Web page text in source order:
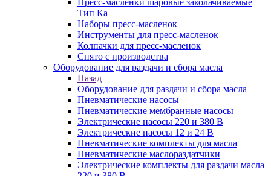
Пресс-масленки шаровые заколачиваемые
Тип Кa
Наборы пресс-масленок
Инструменты для пресс-масленок
Колпачки для пресс-масленок
Снято с производства
Оборудование для раздачи и сбора масла
Назад
Оборудование для раздачи и сбора масла
Пневматические насосы
Пневматические мембранные насосы
Электрические насосы 220 и 380 В
Электрические насосы 12 и 24 В
Пневматические комплекты для масла
Пневматические маслораздатчики
Электрические комплекты для раздачи масла